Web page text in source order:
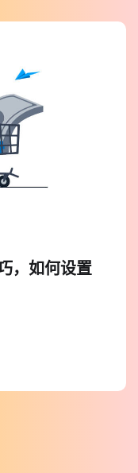
，如何设置